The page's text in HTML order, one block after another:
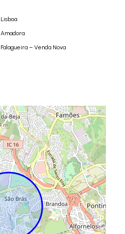
Lisboa
Amadora
Falagueira – Venda Nova